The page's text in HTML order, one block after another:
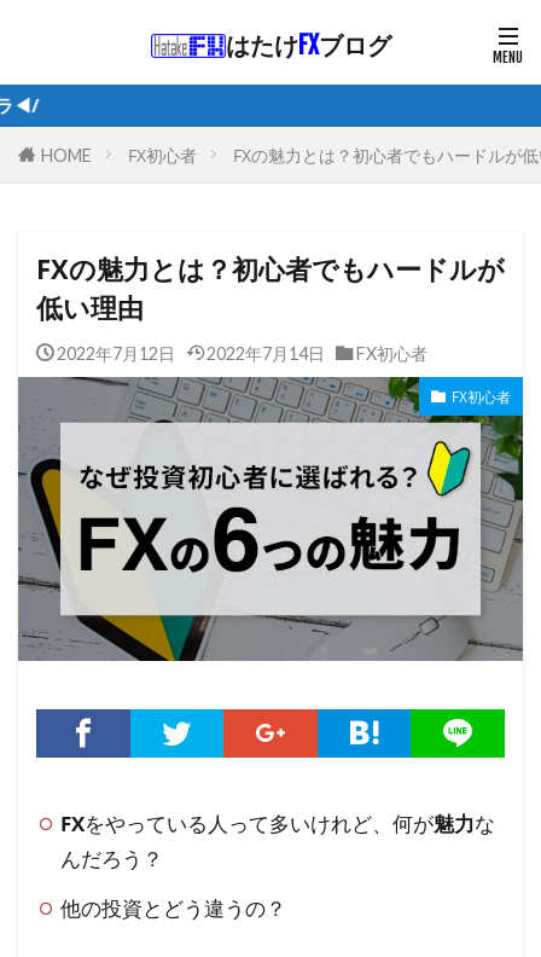
はたけ FXブログ
HOME FX初心者 FXの魅力とは？初心者でもハードルが
FXの魅力とは？初心者でもハードルが
低い理由
2022年7月12日 2022年7月14日 FX初心者
FX初心者
FXをやっている人って多いけれど、何が魅力な
んだろう？
他の投資とどう違うの？